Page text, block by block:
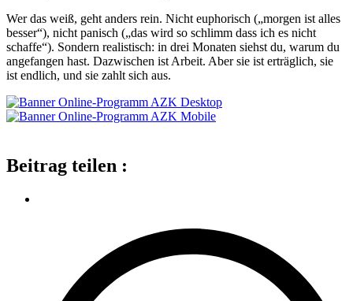
Wer das weiß, geht anders rein. Nicht euphorisch („morgen ist alles
besser“), nicht panisch („das wird so schlimm dass ich es nicht
schaffe“). Sondern realistisch: in drei Monaten siehst du, warum du
angefangen hast. Dazwischen ist Arbeit. Aber sie ist erträglich, sie
ist endlich, und sie zahlt sich aus.
Beitrag teilen :